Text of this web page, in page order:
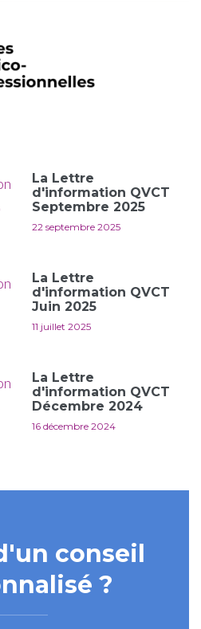
La Lettre
d'information QVCT
Septembre 2025
22 septembre 2025
La Lettre
d'information QVCT
Juin 2025
11 juillet 2025
La Lettre
d'information QVCT
Décembre 2024
16 décembre 2024
conseil
?